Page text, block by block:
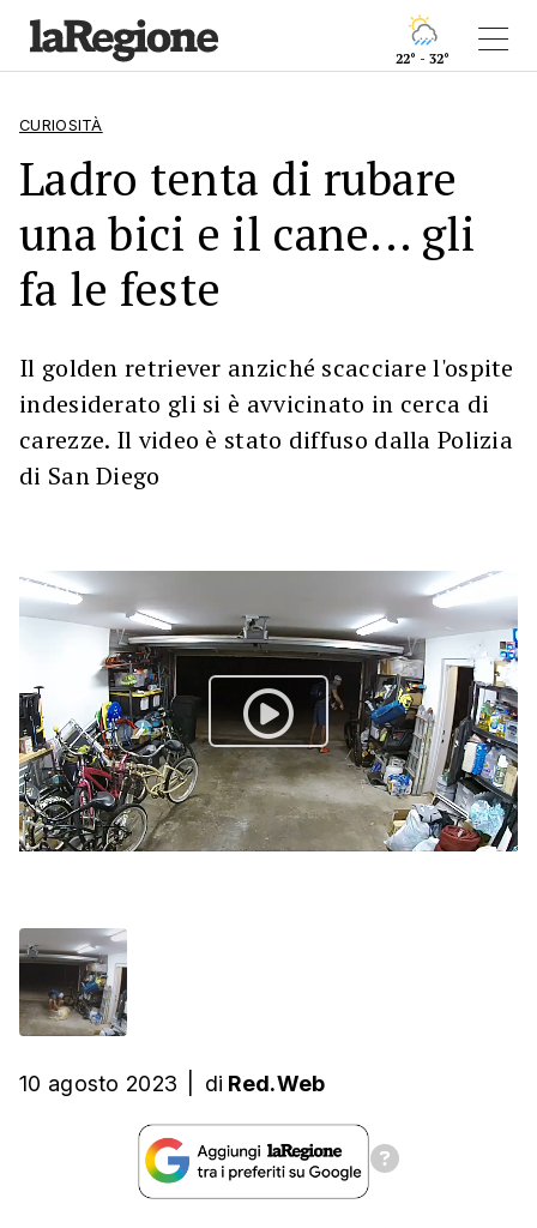
22° - 32°
CURIOSITÀ
Ladro tenta di rubare
una bici e il cane... gli
fa le feste
Il golden retriever anziché scacciare l'ospite
indesiderato gli si è avvicinato in cerca di
carezze. Il video è stato diffuso dalla Polizia
di San Diego
10 agosto 2023 di Red.Web